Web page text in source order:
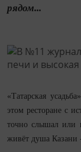
рядом...
«Татарская
этом ресторане с
точно слышал или
живёт душа Казани